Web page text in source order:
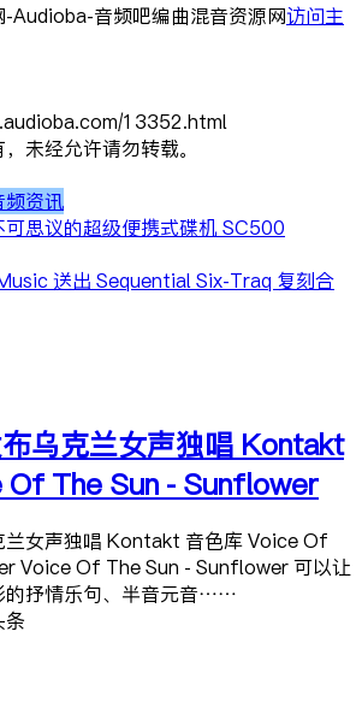
Audioba-音频吧编曲混音资源网访问主
13352.html
未经允许请勿转载。
频资讯
思议的超级便携式碟机 SC500
送出 Sequential Six-Traq 复刻合
乌克兰女声独唱 Kontakt
Of The Sun - Sunflower
女声独唱 Kontakt 音色库 Voice Of
Voice Of The Sun - Sunflower 可以让
的抒情乐句、半音元音……